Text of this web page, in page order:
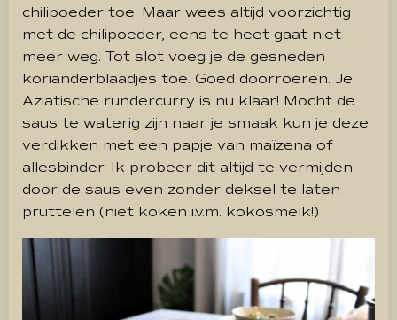
chilipoeder toe. Maar wees altijd voorzichtig
met de chilipoeder, eens te heet gaat niet
meer weg. Tot slot voeg je de gesneden
korianderblaadjes toe. Goed doorroeren. Je
Aziatische rundercurry is nu klaar! Mocht de
saus te waterig zijn naar je smaak kun je deze
verdikken met een papje van maïzena of
allesbinder. Ik probeer dit altijd te vermijden
door de saus even zonder deksel te laten
pruttelen (niet koken i.v.m. kokosmelk!)